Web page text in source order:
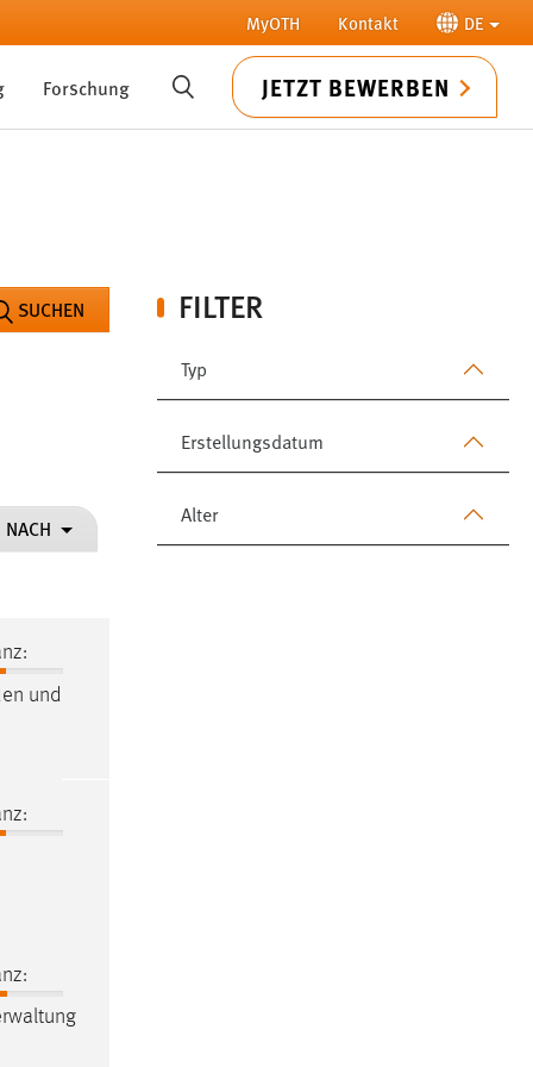
MyOTH Kontakt DE
Forschung SUCHE JETZT BEWERBEN
FILTER
Typ
Erstellungsdatum
Alter
SUCHEN
NACH
und